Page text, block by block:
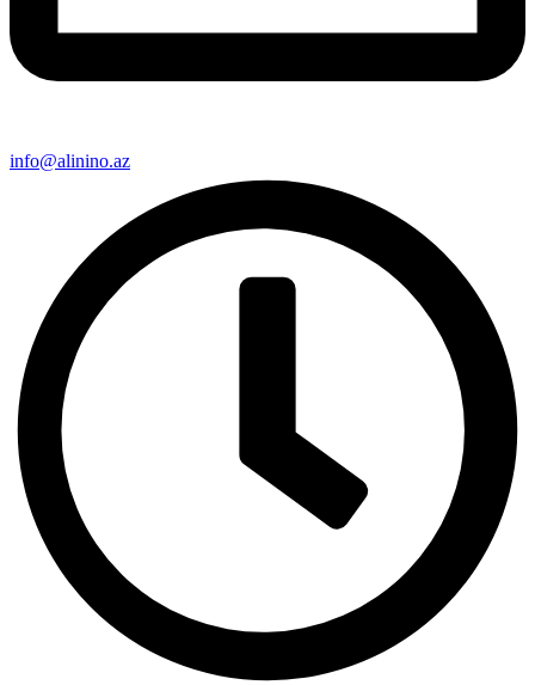
info@alinino.az